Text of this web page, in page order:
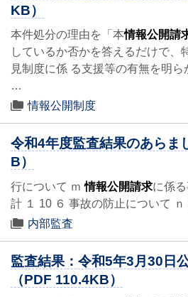
KB）
本件処分の理由を「本情報公開請
しているか否かを答えるだけで、
見制度に係 る支援等の有無を明ら
…
情報公開制度
令和4年度監査結果のあらま
B）
行について ｍ情報公開請求に係
計 １ 10 ６ 事故の防止について
内部監査
監査結果：令和5年3月30日
（PDF 110.4KB）